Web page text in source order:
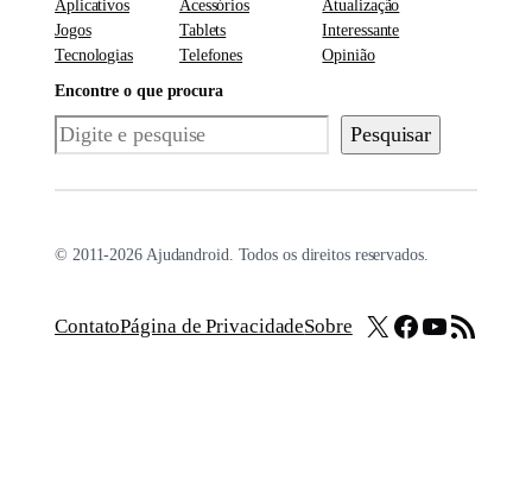
Aplicativos
Jogos
Tecnologias
Acessórios
Tablets
Telefones
Atualização
Interessante
Opinião
Encontre o que procura
Pesquisar Pesquisar
© 2011-2026 Ajudandroid. Todos os direitos reservados.
ContatoPágina de PrivacidadeSobre X Facebook
Youtube
Feed RSS